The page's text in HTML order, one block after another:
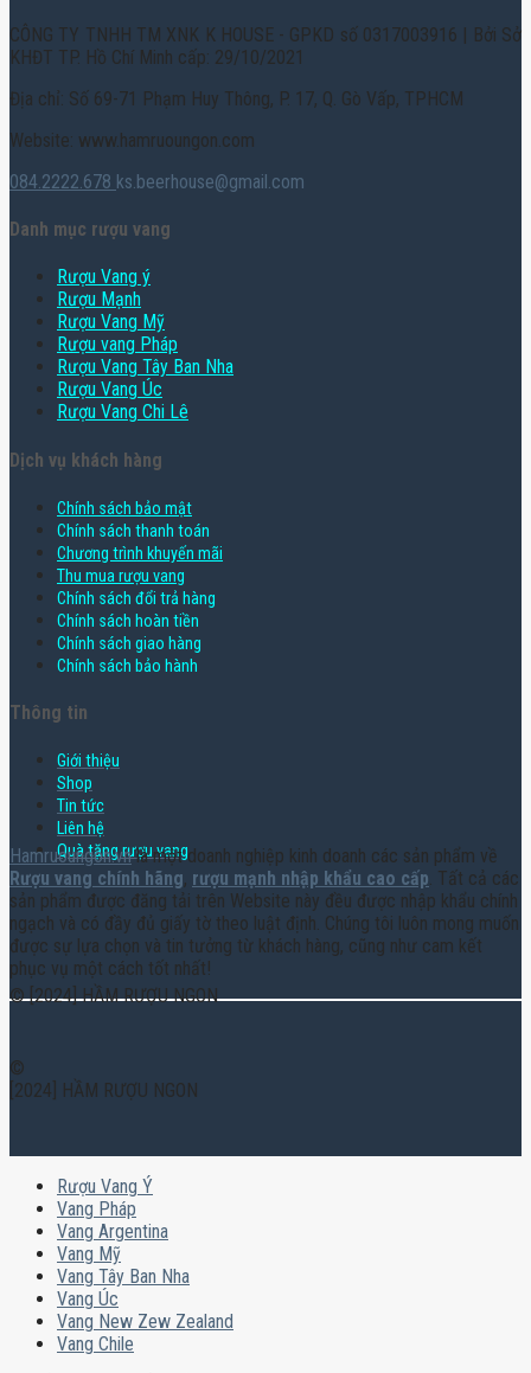
CÔNG TY TNHH TM XNK K HOUSE - GPKD số 0317003916 | Bởi Sở
KHĐT TP. Hồ Chí Minh cấp: 29/10/2021
Địa chỉ: Số 69-71 Phạm Huy Thông, P. 17, Q. Gò Vấp, TPHCM
Website: www.hamruoungon.com
084.2222.678 ks.beerhouse@gmail.com
Danh mục rượu vang
Rượu Vang ý
Rượu Mạnh
Rượu Vang Mỹ
Rượu vang Pháp
Rượu Vang Tây Ban Nha
Rượu Vang Úc
Rượu Vang Chi Lê
Dịch vụ khách hàng
Chính sách bảo mật
Chính sách thanh toán
Chương trình khuyến mãi
Thu mua rượu vang
Chính sách đổi trả hàng
Chính sách hoàn tiền
Chính sách giao hàng
Chính sách bảo hành
Thông tin
Giới thiệu
Shop
Tin tức
Liên hệ
Quà tặng rượu vang
Hamruoungon.vnlà một doanh nghiệp kinh doanh các sản phẩm về
Rượu vang chính hãng, rượu mạnh nhập khẩu cao cấp. Tất cả các
sản phẩm được đăng tải trên Website này đều được nhập khẩu chính
ngạch và có đầy đủ giấy tờ theo luật định. Chúng tôi luôn mong muốn
được sự lựa chọn và tin tưởng từ khách hàng, cũng như cam kết
phục vụ một cách tốt nhất!
© [2024] HẦM RƯỢU NGON
©
[2024] HẦM RƯỢU NGON
Rượu Vang Ý
Vang Pháp
Vang Argentina
Vang Mỹ
Vang Tây Ban Nha
Vang Úc
Vang New Zew Zealand
Vang Chile